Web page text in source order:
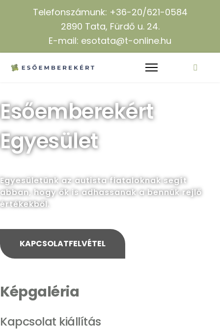
Telefonszámunk: +36-20/621-0584
2890 Tata, Fürdő u. 24.
E-mail: esotata@t-online.hu
Esőemberekért
Egyesület
Egyesületünk az autista fiataloknak segít
abban, hogy ők is adhassanak a bennük rejlő
értékekből.
KAPCSOLATFELVÉTEL
Képgaléria
Kapcsolat kiállítás